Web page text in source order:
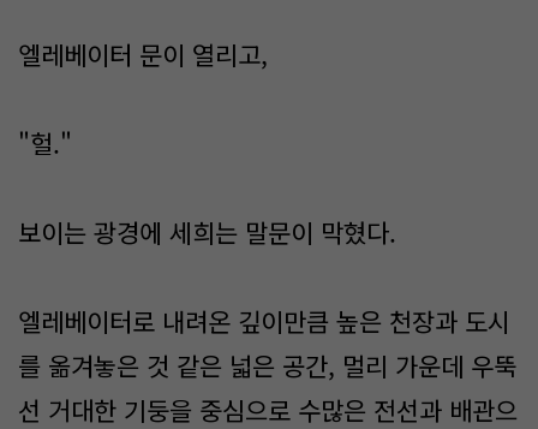
엘레베이터 문이 열리고,
"헐."
보이는 광경에 세희는 말문이 막혔다.
엘레베이터로 내려온 깊이만큼 높은 천장과 도시
를 옮겨놓은 것 같은 넓은 공간, 멀리 가운데 우뚝
선 거대한 기둥을 중심으로 수많은 전선과 배관으